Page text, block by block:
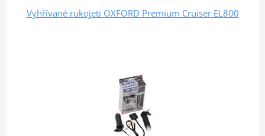
Vyhřívané rukojeti OXFORD Premium Cruiser EL800